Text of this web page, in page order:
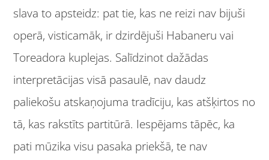
slava to apsteidz: pat tie, kas ne reizi nav bijuši
operā, visticamāk, ir dzirdējuši Habaneru vai
Toreadora kuplejas. Salīdzinot dažādas
interpretācijas visā pasaulē, nav daudz
paliekošu atskaņojuma tradīciju, kas atšķirtos no
tā, kas rakstīts partitūrā. Iespējams tāpēc, ka
pati mūzika visu pasaka priekšā, te nav